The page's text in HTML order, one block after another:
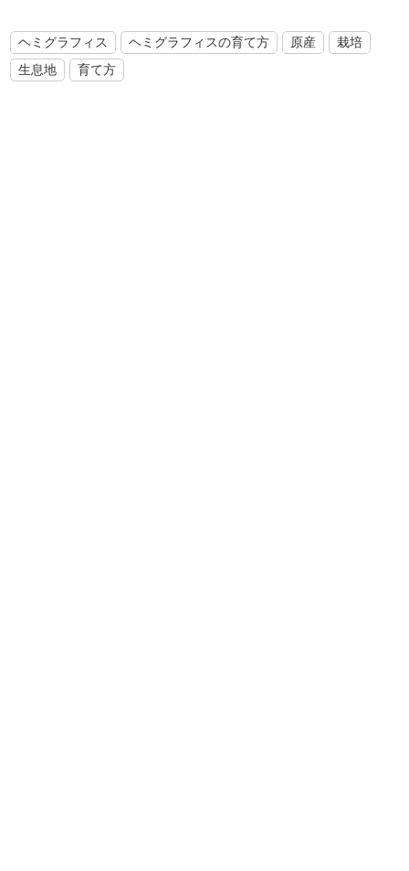
ヘミグラフィス ヘミグラフィスの育て方 原産
栽培
生息地
育て方